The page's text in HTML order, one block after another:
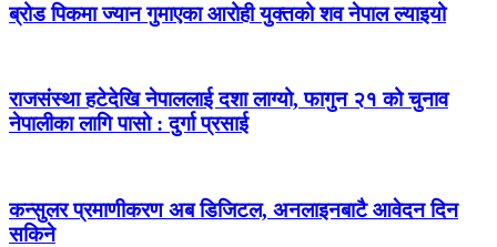
ब्रोड पिकमा ज्यान गुमाएका आरोही युक्तको शव नेपाल ल्याइयो
राजसंस्था हटेदेखि नेपाललाई दशा लाग्यो, फागुन २१ को चुनाव
नेपालीका लागि पासो : दुर्गा प्रसाई
कन्सुलर प्रमाणीकरण अब डिजिटल, अनलाइनबाटै आवेदन दिन
सकिने